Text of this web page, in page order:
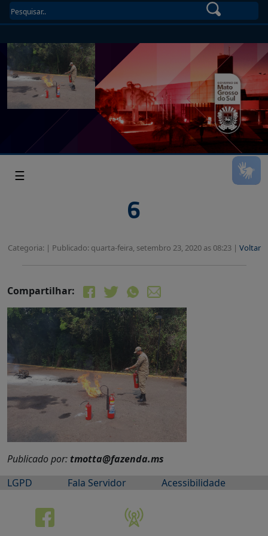
☰
6
Categoria: | Publicado: quarta-feira, setembro 23, 2020 as 08:23 | Voltar
Compartilhar:
Publicado por: tmotta@fazenda.ms
LGPD
Fala Servidor Acessibilidade